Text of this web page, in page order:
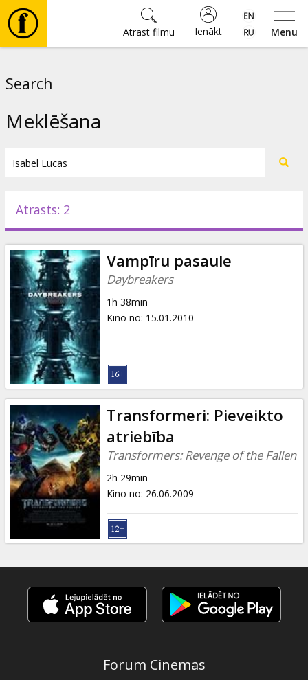
Menu
Ienākt
Atrast filmu
Pasākumi
Ziņas
Dāvanu
kartes
Uzkodas
B2B
Kino
Klubs
Search
Meklēšana
Atrasts: 2
Vampīru pasaule
Daybreakers
1h 38min
Kino no: 15.01.2010
Transformeri: Pieveikto
atriebība
Transformers: Revenge of the Fallen
2h 29min
Kino no: 26.06.2009
Forum Cinemas